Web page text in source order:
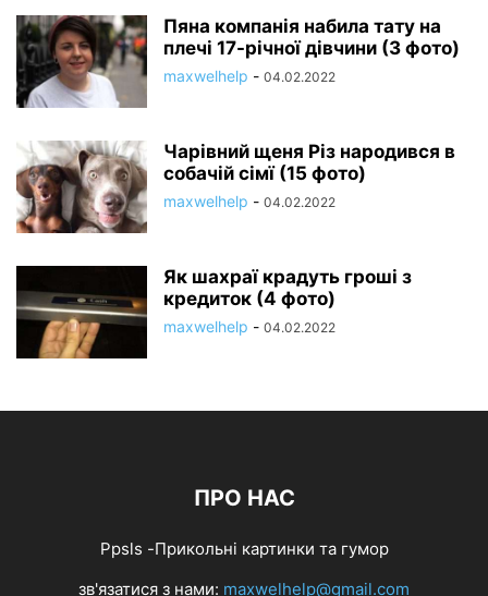
Пяна компанія набила тату на
плечі 17-річної дівчини (3 фото)
maxwelhelp - 04.02.2022
Чарівний щеня Різ народився в
собачій сімї (15 фото)
maxwelhelp - 04.02.2022
Як шахраї крадуть гроші з
кредиток (4 фото)
maxwelhelp - 04.02.2022
ПРО НАС
Ppsls -Прикольні картинки та гумор
зв'язатися з нами: maxwelhelp@gmail.com